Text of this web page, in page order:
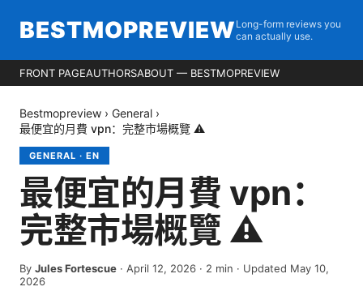
BESTMOPREVIEW Long-form reviews you
can actually use.
FRONT PAGEAUTHORSABOUT — BESTMOPREVIEW
Bestmopreview › General ›
最便宜的月費 vpn：完整市場概覽 ⚠️ ️
GENERAL · EN
最便宜的月費 vpn：
完整市場概覽 ⚠️ ️
By Jules Fortescue · April 12, 2026 · 2 min · Updated May 10,
2026